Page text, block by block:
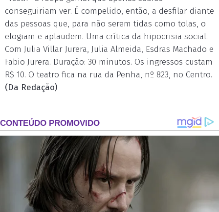
conseguiriam ver. É compelido, então, a desfilar diante
das pessoas que, para não serem tidas como tolas, o
elogiam e aplaudem. Uma crítica da hipocrisia social.
Com Julia Villar Jurera, Julia Almeida, Esdras Machado e
Fabio Jurera. Duração: 30 minutos. Os ingressos custam
R$ 10. O teatro fica na rua da Penha, nº 823, no Centro.
(Da Redação)